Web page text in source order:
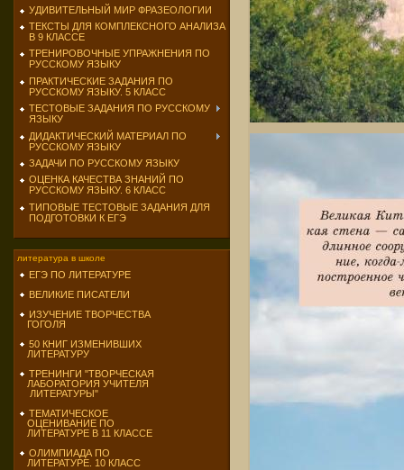
УДИВИТЕЛЬНЫЙ МИР ФРАЗЕОЛОГИИ
ТЕКСТЫ ДЛЯ КОМПЛЕКСНОГО АНАЛИЗА
В 9 КЛАССЕ
ТРЕНИРОВОЧНЫЕ УПРАЖНЕНИЯ ПО
РУССКОМУ ЯЗЫКУ
ПРАКТИЧЕСКИЕ ЗАДАНИЯ ПО
РУССКОМУ ЯЗЫКУ. 5 КЛАСС
ТЕСТОВЫЕ ЗАДАНИЯ ПО РУССКОМУ
ЯЗЫКУ
ДИДАКТИЧЕСКИЙ МАТЕРИАЛ ПО
РУССКОМУ ЯЗЫКУ
ЗАДАЧИ ПО РУССКОМУ ЯЗЫКУ
ОЦЕНКА КАЧЕСТВА ЗНАНИЙ ПО
РУССКОМУ ЯЗЫКУ. 6 КЛАСС
ТИПОВЫЕ ТЕСТОВЫЕ ЗАДАНИЯ ДЛЯ
ПОДГОТОВКИ К ЕГЭ
литература в школе
ЕГЭ ПО ЛИТЕРАТУРЕ
ВЕЛИКИЕ ПИСАТЕЛИ
ИЗУЧЕНИЕ ТВОРЧЕСТВА
ГОГОЛЯ
50 КНИГ ИЗМЕНИВШИХ
ЛИТЕРАТУРУ
ТРЕНИНГИ "ТВОРЧЕСКАЯ
ЛАБОРАТОРИЯ УЧИТЕЛЯ
ЛИТЕРАТУРЫ"
ТЕМАТИЧЕСКОЕ
ОЦЕНИВАНИЕ ПО
ЛИТЕРАТУРЕ В 11 КЛАССЕ
ОЛИМПИАДА ПО
ЛИТЕРАТУРЕ. 10 КЛАСС